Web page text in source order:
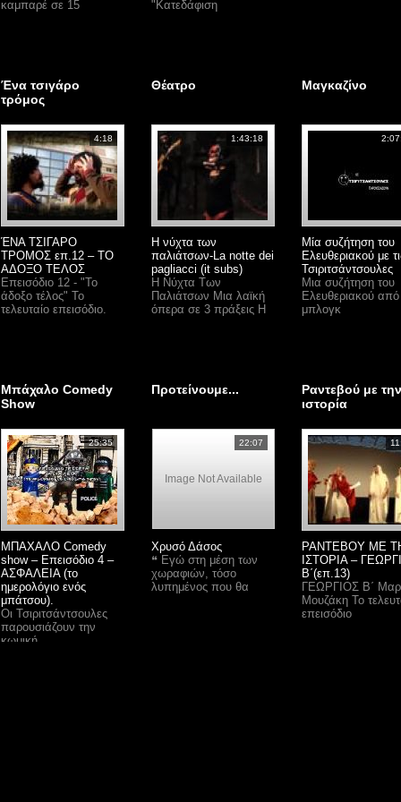
καμπαρέ σε 15 "Κατεδάφιση
4:18
Ένα τσιγάρο
τρόμος
ΈΝΑ ΤΣΙΓΑΡΟ
ΤΡΟΜΟΣ επ.12 – ΤΟ
ΑΔΟΞΟ ΤΕΛΟΣ
Επεισόδιο 12 - "Το
άδοξο τέλος" Το
τελευταίο επεισόδιο.
1:43:18
Θέατρο
Η νύχτα των
παλιάτσων-La notte dei
pagliacci (it subs)
Η Νύχτα Των
Παλιάτσων Μια λαϊκή
όπερα σε 3 πράξεις Η
Μαγκαζίνο
Μία συζήτηση του
Ελευθεριακού με
Τσιριτσάντσουλες
Μια συζήτηση του
Ελευθεριακού από
μπλογκ
25:35
Μπάχαλο Comedy
Show
ΜΠΑΧΑΛΟ Comedy
show – Επεισόδιο 4 –
ΑΣΦΑΛΕΙΑ (το
ημερολόγιο ενός
μπάτσου).
Οι Τσιριτσάντσουλες
παρουσιάζουν την
κωμική
22:07
Προτείνουμε...
Image Not Available
Xρυσό Δάσος
❝ Εγώ στη μέση των
χωραφιών, τόσο
λυπημένος που θα
Ραντεβού με την
ιστορία
ΡΑΝΤΕΒΟΥ ΜΕ
ΙΣΤΟΡΙΑ –
Β΄(επ.13)
ΓΕΩΡΓΙΟΣ Β΄
Μουζάκη Το
επεισόδιο